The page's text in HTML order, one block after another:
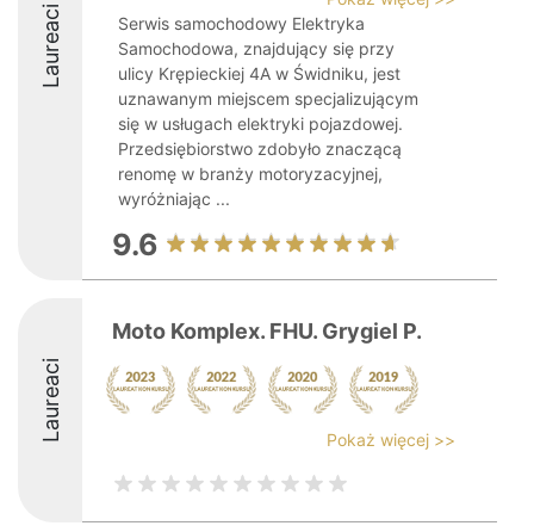
Laureaci
Serwis samochodowy Elektryka
Samochodowa, znajdujący się przy
ulicy Krępieckiej 4A w Świdniku, jest
uznawanym miejscem specjalizującym
się w usługach elektryki pojazdowej.
Przedsiębiorstwo zdobyło znaczącą
renomę w branży motoryzacyjnej,
wyróżniając ...
9.6
Laureaci
Moto Komplex. FHU. Grygiel P.
Pokaż więcej >>